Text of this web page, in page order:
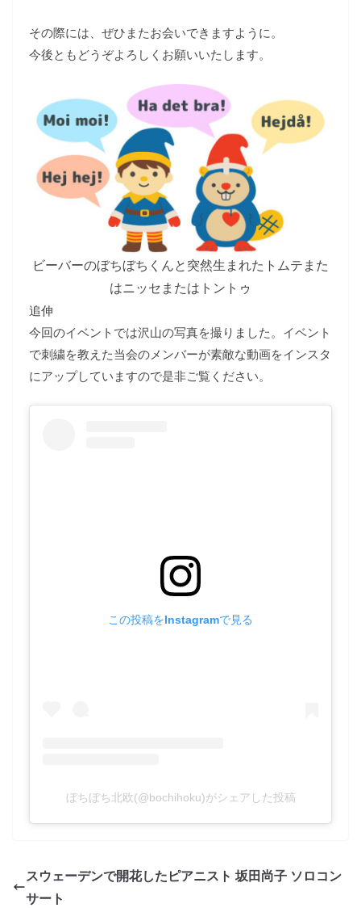
その際には、ぜひまたお会いできますように。
今後ともどうぞよろしくお願いいたします。
ビーバーのぼちぼちくんと突然生まれたトムテまた
はニッセまたはトントゥ
追伸
今回のイベントでは沢山の写真を撮りました。イベント
で刺繍を教えた当会のメンバーが素敵な動画をインスタ
にアップしていますので是非ご覧ください。
この投稿をInstagramで見る
ぼちぼち北欧(@bochihoku)がシェアした投稿
スウェーデンで開花したピアニスト 坂田尚子 ソロコン
サート